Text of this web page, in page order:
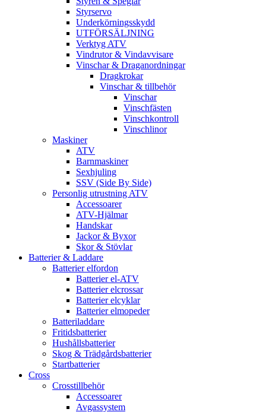
Styrservo
Underkörningsskydd
UTFÖRSÄLJNING
Verktyg ATV
Vindrutor & Vindavvisare
Vinschar & Draganordningar
Dragkrokar
Vinschar & tillbehör
Vinschar
Vinschfästen
Vinschkontroll
Vinschlinor
Maskiner
ATV
Barnmaskiner
Sexhjuling
SSV (Side By Side)
Personlig utrustning ATV
Accessoarer
ATV-Hjälmar
Handskar
Jackor & Byxor
Skor & Stövlar
Batterier & Laddare
Batterier elfordon
Batterier el-ATV
Batterier elcrossar
Batterier elcyklar
Batterier elmopeder
Batteriladdare
Fritidsbatterier
Hushållsbatterier
Skog & Trädgårdsbatterier
Startbatterier
Cross
Crosstillbehör
Accessoarer
Avgassystem